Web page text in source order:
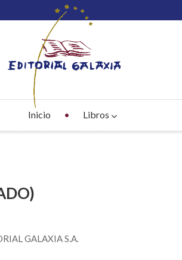
Inicio Libros
GALAXIA S.A.